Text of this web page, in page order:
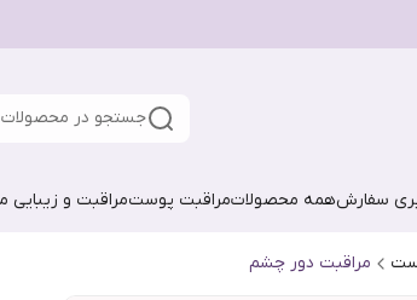
جستجو در محصولات
سفارشهمه محصولاتمراقبت پوستمراقبت و زیبایی
مراقبت دور چشم